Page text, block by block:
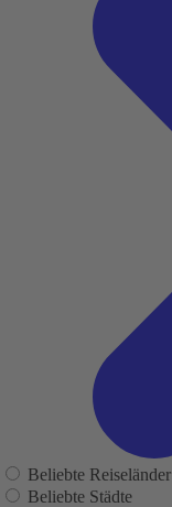
Beliebte Reiseländer
Beliebte Städte